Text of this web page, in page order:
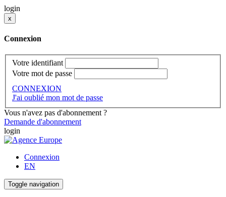
login
x
Connexion
Votre identifiant
Votre mot de passe
CONNEXION
J'ai oublié mon mot de passe
Vous n'avez pas d'abonnement ?
Demande d'abonnement
login
Connexion
EN
Toggle navigation